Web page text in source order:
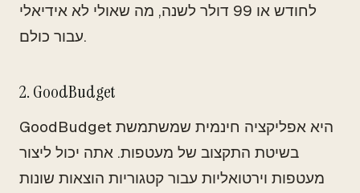
לחודש או 99 דולר לשנה, מה שאולי לא אידיאלי
עבור כולם.
2. GoodBudget
GoodBudget היא אפליקציה חינמית שמשתמשת
בשיטת התקצוב של מעטפות. אתה יכול ליצור
מעטפות וירטואליות עבור קטגוריות הוצאות שונות